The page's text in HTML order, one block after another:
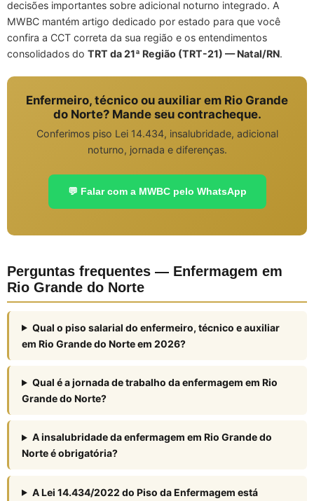
decisões importantes sobre adicional noturno integrado. A
MWBC mantém artigo dedicado por estado para que você
confira a CCT correta da sua região e os entendimentos
consolidados do TRT da 21ª Região (TRT-21) — Natal/RN.
Enfermeiro, técnico ou auxiliar em Rio Grande
do Norte? Mande seu contracheque.
Conferimos piso Lei 14.434, insalubridade, adicional
noturno, jornada e diferenças.
💬 Falar com a MWBC pelo WhatsApp
Perguntas frequentes — Enfermagem em
Rio Grande do Norte
Qual o piso salarial do enfermeiro, técnico e auxiliar
em Rio Grande do Norte em 2026?
Qual é a jornada de trabalho da enfermagem em Rio
Grande do Norte?
A insalubridade da enfermagem em Rio Grande do
Norte é obrigatória?
A Lei 14.434/2022 do Piso da Enfermagem está